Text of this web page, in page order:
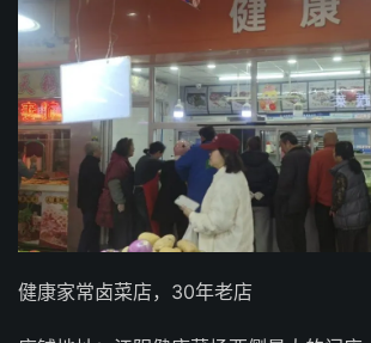
健康家常卤菜店，30年老店